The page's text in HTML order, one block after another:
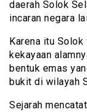
daerah Solok
incaran negara
Karena itu Solok
kekayaan
bentuk emas
bukit di wilayah
Sejarah